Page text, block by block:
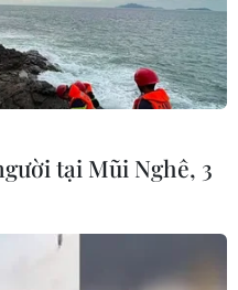
tại Mũi Nghê, 3